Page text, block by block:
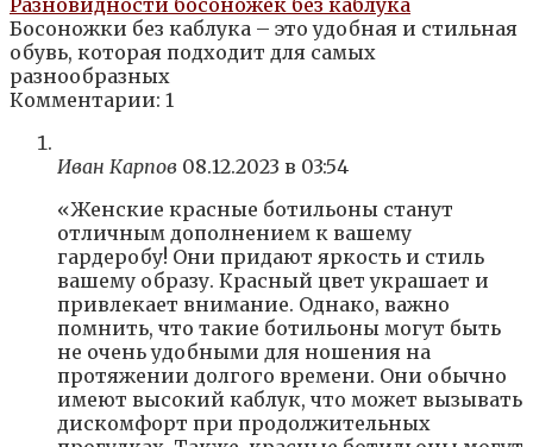
Разновидности босоножек без каблука
Босоножки без каблука – это удобная и стильная
обувь, которая подходит для самых
разнообразных
Комментарии: 1
Иван Карпов 08.12.2023 в 03:54
«Женские красные ботильоны станут
отличным дополнением к вашему
гардеробу! Они придают яркость и стиль
вашему образу. Красный цвет украшает и
привлекает внимание. Однако, важно
помнить, что такие ботильоны могут быть
не очень удобными для ношения на
протяжении долгого времени. Они обычно
имеют высокий каблук, что может вызывать
дискомфорт при продолжительных